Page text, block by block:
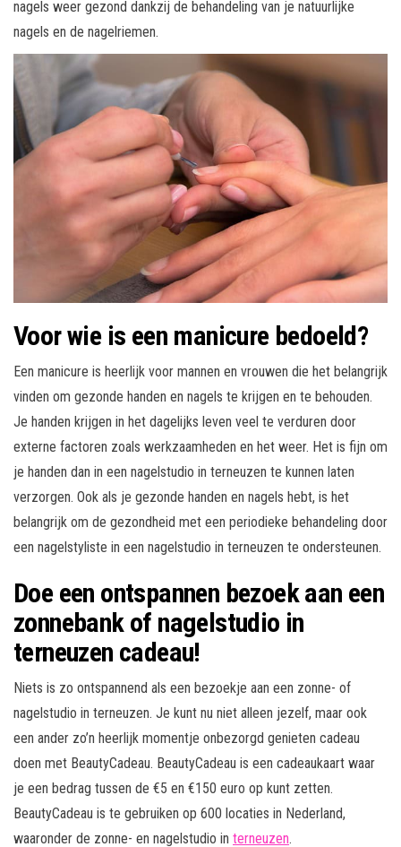
nagels weer gezond dankzij de behandeling van je natuurlijke
nagels en de nagelriemen.
Voor wie is een manicure bedoeld?
Een manicure is heerlijk voor mannen en vrouwen die het belangrijk
vinden om gezonde handen en nagels te krijgen en te behouden.
Je handen krijgen in het dagelijks leven veel te verduren door
externe factoren zoals werkzaamheden en het weer. Het is fijn om
je handen dan in een nagelstudio in terneuzen te kunnen laten
verzorgen. Ook als je gezonde handen en nagels hebt, is het
belangrijk om de gezondheid met een periodieke behandeling door
een nagelstyliste in een nagelstudio in terneuzen te ondersteunen.
Doe een ontspannen bezoek aan een
zonnebank of nagelstudio in
terneuzen cadeau!
Niets is zo ontspannend als een bezoekje aan een zonne- of
nagelstudio in terneuzen. Je kunt nu niet alleen jezelf, maar ook
een ander zo’n heerlijk momentje onbezorgd genieten cadeau
doen met BeautyCadeau. BeautyCadeau is een cadeaukaart waar
je een bedrag tussen de €5 en €150 euro op kunt zetten.
BeautyCadeau is te gebruiken op 600 locaties in Nederland,
waaronder de zonne- en nagelstudio in terneuzen.